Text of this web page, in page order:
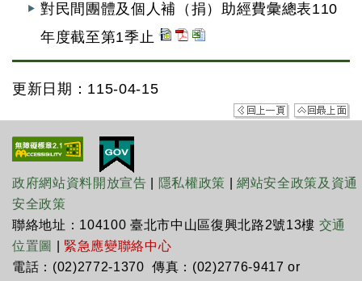
對民間團體及個人補（捐）助經費彙總表110
年度截至第1季止
更新日期：115-04-15
政府網站資料開放宣告 隱私權政策 |網站安全政策及資通
安全政策
聯絡地址：104100 臺北市中山區復興北路2號13樓 交通
位置圖
緊急應變聯絡中心
電話：(02)2772-1370 傳真：(02)2776-9417 or